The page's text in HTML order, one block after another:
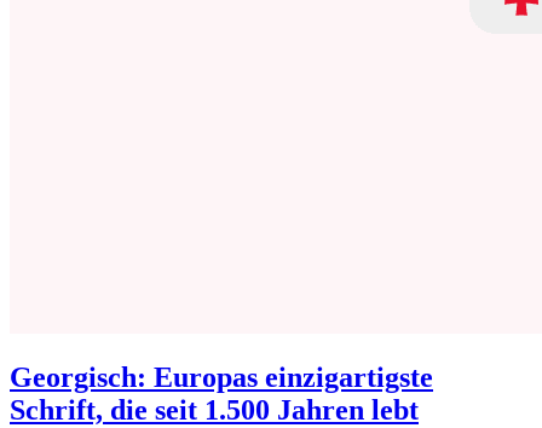
Georgisch: Europas einzigartigste
Schrift, die seit 1.500 Jahren lebt